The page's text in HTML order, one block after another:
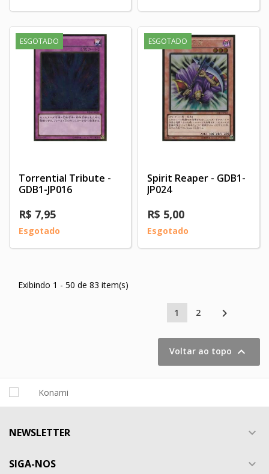
ESGOTADO
Torrential Tribute -
GDB1-JP016
R$ 7,95
Esgotado
ESGOTADO
Spirit Reaper - GDB1-
JP024
R$ 5,00
Esgotado
Exibindo 1 - 50 de 83 item(s)
1 2 
Voltar ao topo 
NEWSLETTER 
SIGA-NOS 